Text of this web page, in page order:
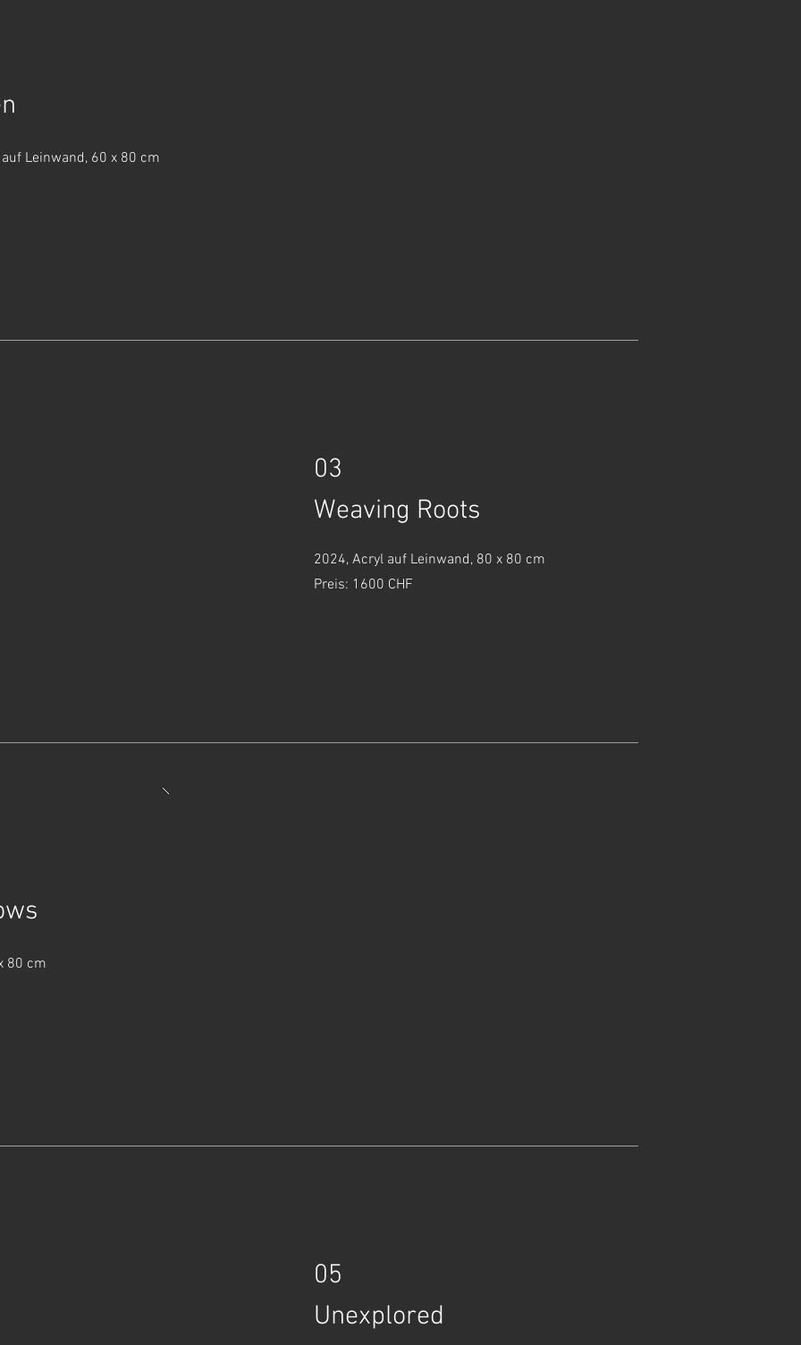
Leinwand, 60 x 80 cm
03
Weaving Roots
2024, Acryl auf Leinwand, 80 x 80 cm
Preis: 1600 CHF
80 cm
05
Unexplored